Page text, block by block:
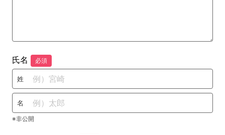
氏名 必須
姓
名
※非公開